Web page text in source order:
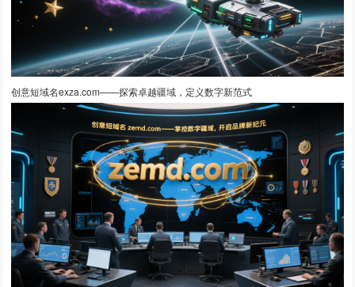
创意短域名exza.com——探索卓越疆域，定义数字新范式